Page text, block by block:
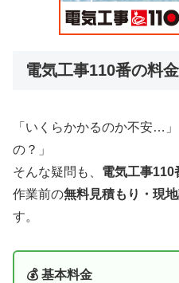
電気工事110番の料
「いくらかかるのか不安…
の？」
そんな疑問も、 電気工事110
作業前の無料見積もり・現
す。
💰 基本料金